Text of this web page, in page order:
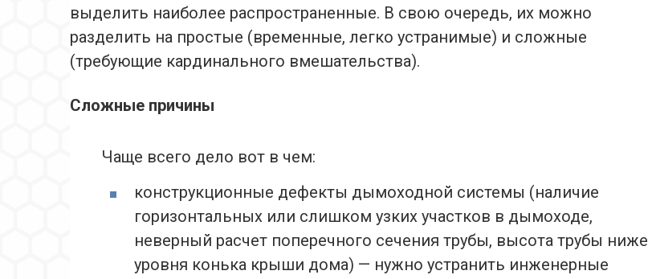
выделить наиболее распространенные. В свою очередь, их можно
разделить на простые (временные, легко устранимые) и сложные
(требующие кардинального вмешательства).
Сложные причины
Чаще всего дело вот в чем:
конструкционные дефекты дымоходной системы (наличие
горизонтальных или слишком узких участков в дымоходе,
неверный расчет поперечного сечения трубы, высота трубы ниже
уровня конька крыши дома) — нужно устранить инженерные